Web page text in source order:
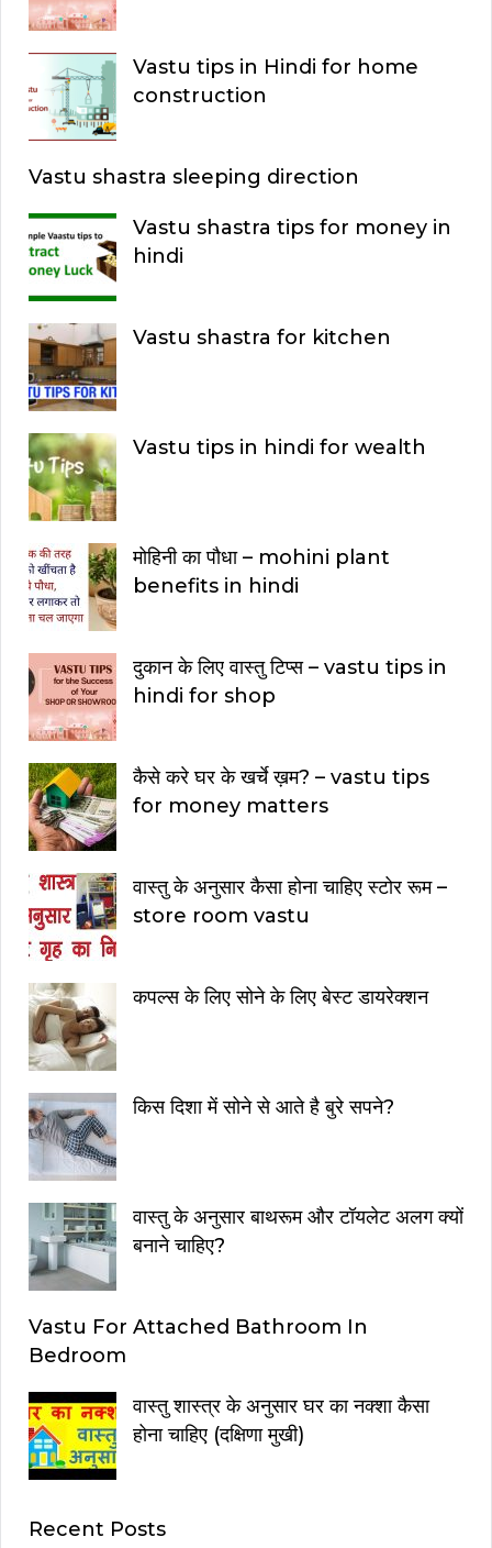
f
o
r
Vastu tips in Hindi for home
construction
Vastu shastra sleeping direction
Vastu shastra tips for money in
hindi
Vastu shastra for kitchen
Vastu tips in hindi for wealth
मोहिनी का पौधा – mohini plant
benefits in hindi
दुकान के लिए वास्तु टिप्स – vastu tips in
hindi for shop
कैसे करे घर के खर्चे ख़म? – vastu tips
for money matters
वास्तु के अनुसार कैसा होना चाहिए स्टोर रूम –
store room vastu
कपल्स के लिए सोने के लिए बेस्ट डायरेक्शन
किस दिशा में सोने से आते है बुरे सपने?
वास्तु के अनुसार बाथरूम और टॉयलेट अलग क्यों
बनाने चाहिए?
Vastu For Attached Bathroom In
Bedroom
वास्तु शास्त्र के अनुसार घर का नक्शा कैसा
होना चाहिए (दक्षिणा मुखी)
Recent Posts